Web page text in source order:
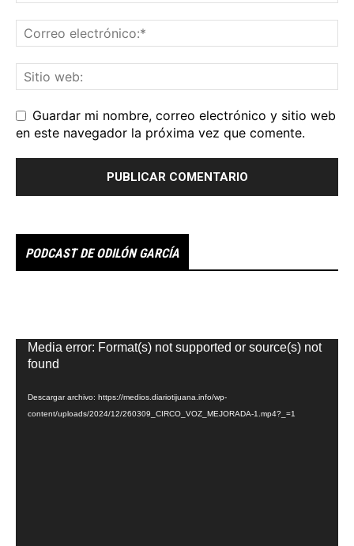
Guardar mi nombre, correo electrónico y sitio web
en este navegador la próxima vez que comente.
PODCAST DE ODILÓN GARCÍA
Reproductor
de
Media error: Format(s) not supported or source(s) not
found
Descargar archivo: https://medios.diariotijuana.info/wp-
content/uploads/2024/12/260309_CIRCO_VOZ_MEJORADA-1.mp4?_=1